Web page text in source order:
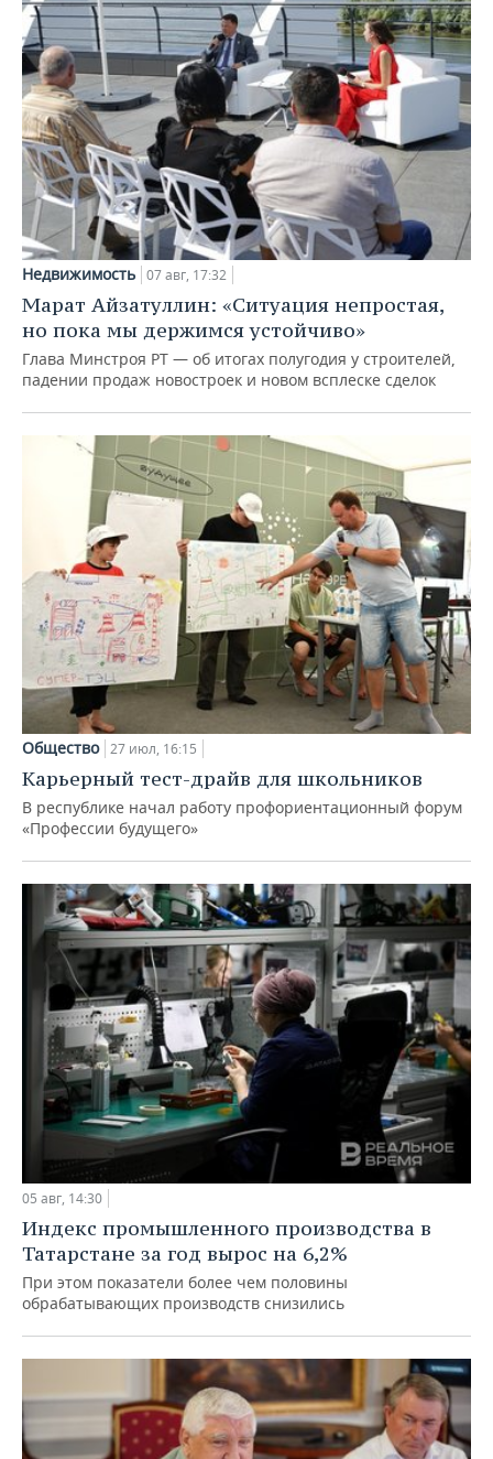
Недвижимость 07 авг, 17:32
Марат Айзатуллин: «Ситуация непростая,
но пока мы держимся устойчиво»
Глава Минстроя РТ — об итогах полугодия у строителей,
падении продаж новостроек и новом всплеске сделок
Общество 27 июл, 16:15
Карьерный тест-драйв для школьников
В республике начал работу профориентационный форум
«Профессии будущего»
05 авг, 14:30
Индекс промышленного производства в
Татарстане за год вырос на 6,2%
При этом показатели более чем половины
обрабатывающих производств снизились